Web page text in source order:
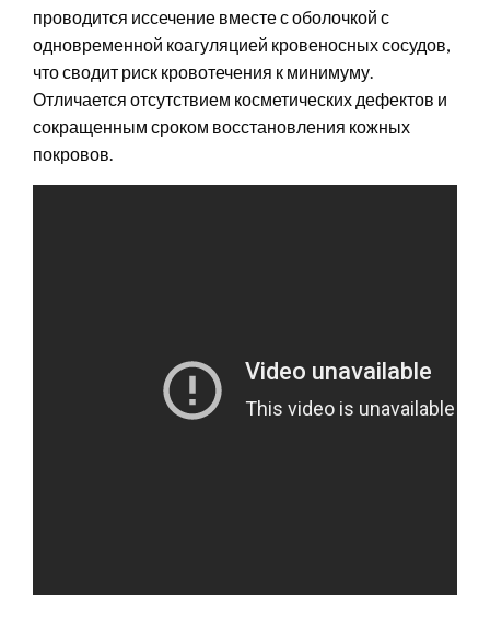
проводится иссечение вместе с оболочкой с
одновременной коагуляцией кровеносных сосудов,
что сводит риск кровотечения к минимуму.
Отличается отсутствием косметических дефектов и
сокращенным сроком восстановления кожных
покровов.